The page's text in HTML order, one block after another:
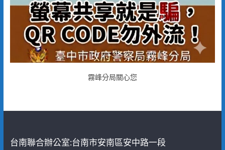
霧峰分局關心您
台南聯合辦公室:台南市安南區安中路一段